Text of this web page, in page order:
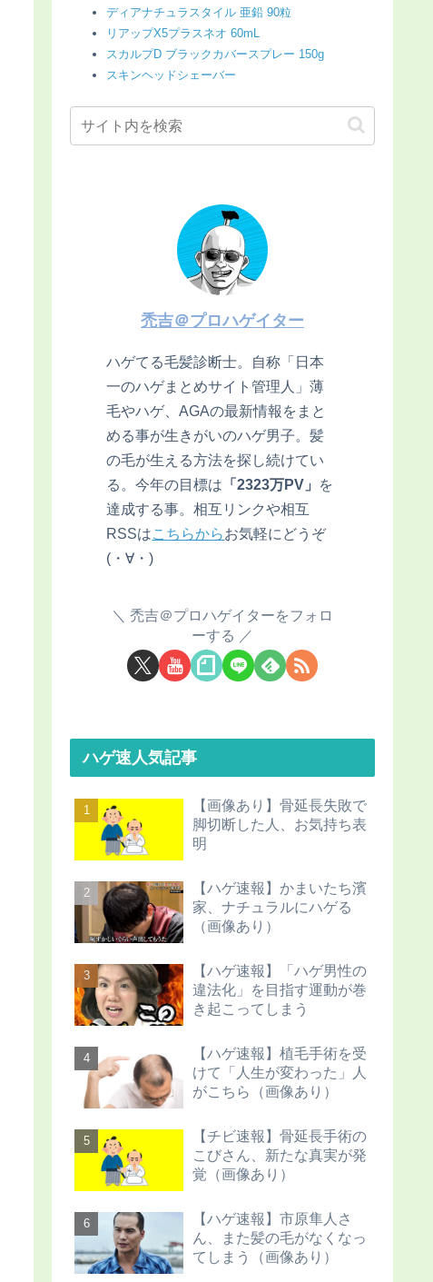
ディアナチュラスタイル 亜鉛 90粒
リアップX5プラスネオ 60mL
スカルプD ブラックカバースプレー 150g
スキンヘッドシェーバー
禿吉＠プロハゲイター
ハゲてる毛髪診断士。自称「日本
一のハゲまとめサイト管理人」薄
毛やハゲ、AGAの最新情報をまと
める事が生きがいのハゲ男子。髪
の毛が生える方法を探し続けてい
る。今年の目標は 「2323万PV」 を
達成する事。相互リンクや相互
RSSはこちらからお気軽にどうぞ
(・∀・)
禿吉＠プロハゲイターをフォロ
ーする
ハゲ速人気記事
【画像あり】骨延長失敗で
脚切断した人、お気持ち表
明
【ハゲ速報】かまいたち濱
家、ナチュラルにハゲる
（画像あり）
【ハゲ速報】「ハゲ男性の
違法化」を目指す運動が巻
き起こってしまう
【ハゲ速報】植毛手術を受
けて「人生が変わった」人
がこちら（画像あり）
【チビ速報】骨延長手術の
こびさん、新たな真実が発
覚（画像あり）
【ハゲ速報】市原隼人さ
ん、また髪の毛がなくなっ
てしまう（画像あり）